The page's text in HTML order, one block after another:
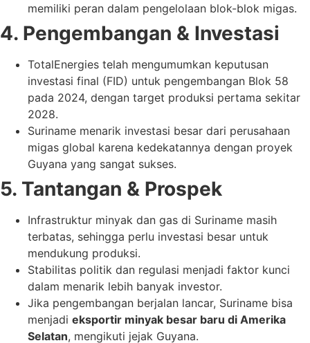
memiliki peran dalam pengelolaan blok-blok migas.
4. Pengembangan & Investasi
TotalEnergies telah mengumumkan keputusan
investasi final (FID) untuk pengembangan Blok 58
pada 2024, dengan target produksi pertama sekitar
2028.
Suriname menarik investasi besar dari perusahaan
migas global karena kedekatannya dengan proyek
Guyana yang sangat sukses.
5. Tantangan & Prospek
Infrastruktur minyak dan gas di Suriname masih
terbatas, sehingga perlu investasi besar untuk
mendukung produksi.
Stabilitas politik dan regulasi menjadi faktor kunci
dalam menarik lebih banyak investor.
Jika pengembangan berjalan lancar, Suriname bisa
menjadi eksportir minyak besar baru di Amerika
Selatan, mengikuti jejak Guyana.